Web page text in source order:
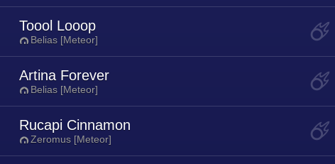
Toool Looop
Belias [Meteor]
Artina Forever
Belias [Meteor]
Rucapi Cinnamon
Zeromus [Meteor]